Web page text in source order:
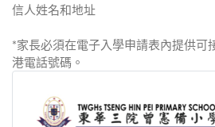
信⼈姓名和地址
*家⻑必須在電⼦⼊學申請表內提供可
港電話號碼。